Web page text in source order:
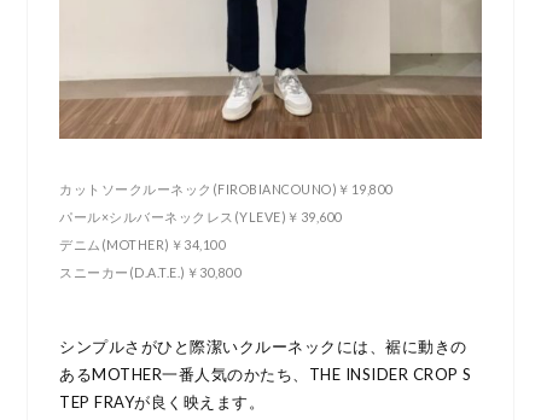
カットソークルーネック(FIROBIANCOUNO)￥19,800
パール×シルバーネックレス(YLEVE)￥39,600
デニム(MOTHER)￥34,100
スニーカー(D.A.T.E.)￥30,800
シンプルさがひと際潔いクルーネックには、裾に動きの
あるMOTHER一番人気のかたち、THE INSIDER CROP S
TEP FRAYが良く映えます。